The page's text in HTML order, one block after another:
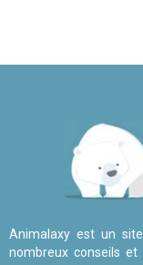
Animalaxy est un
nombreux conseils